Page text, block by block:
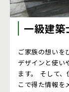
一級建築
ご家族の想いを
デザインと使い
ます。 そして
こで得た情報を